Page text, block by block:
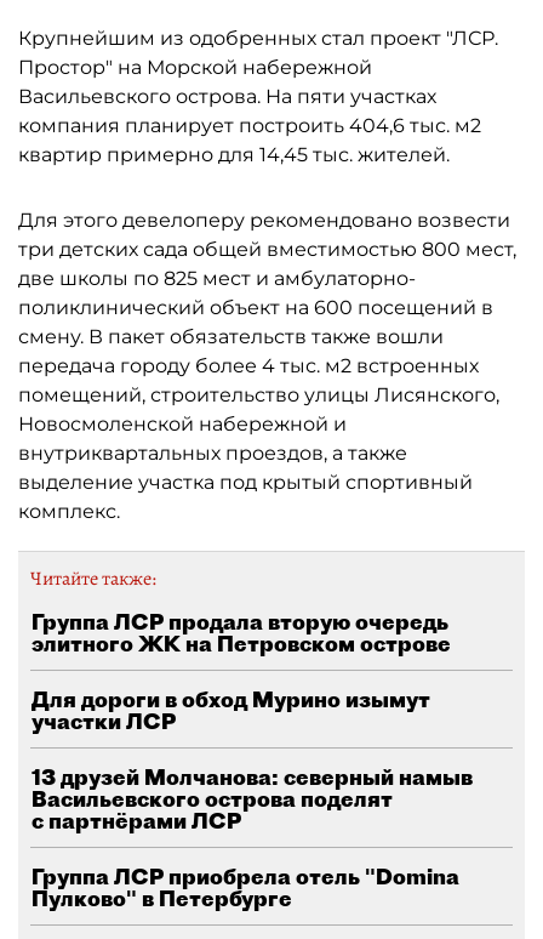
Крупнейшим из одобренных стал проект "ЛСР.
Простор" на Морской набережной
Васильевского острова. На пяти участках
компания планирует построить 404,6 тыс. м2
квартир примерно для 14,45 тыс. жителей.
Для этого девелоперу рекомендовано возвести
три детских сада общей вместимостью 800 мест,
две школы по 825 мест и амбулаторно-
поликлинический объект на 600 посещений в
смену. В пакет обязательств также вошли
передача городу более 4 тыс. м2 встроенных
помещений, строительство улицы Лисянского,
Новосмоленской набережной и
внутриквартальных проездов, а также
выделение участка под крытый спортивный
комплекс.
Читайте также:
Группа ЛСР продала вторую очередь
элитного ЖК на Петровском острове
Для дороги в обход Мурино изымут
участки ЛСР
13 друзей Молчанова: северный намыв
Васильевского острова поделят
с партнёрами ЛСР
Группа ЛСР приобрела отель "Domina
Пулково" в Петербурге